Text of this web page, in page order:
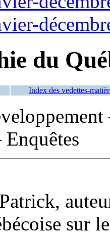
du
Index des vedettes-
sur